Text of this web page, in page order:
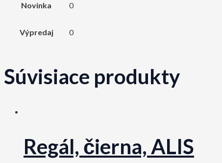
Novinka 0
Výpredaj 0
Súvisiace produkty
Regál, čierna, ALIS